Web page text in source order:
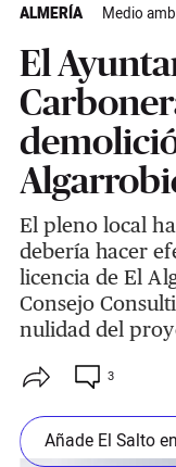
ALMERÍA Medio
El
El pleno local
debería hacer
licencia de El
Consejo
nulidad del
3
Añade El Salto